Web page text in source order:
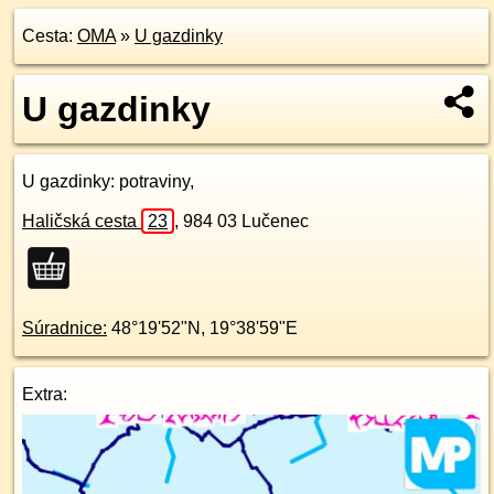
Cesta: OMA» U gazdinky
U gazdinky
U gazdinky: potraviny,
Haličská cesta 23 , 984 03 Lučenec
Súradnice: 48°19'52"N , 19°38'59"E
Extra: